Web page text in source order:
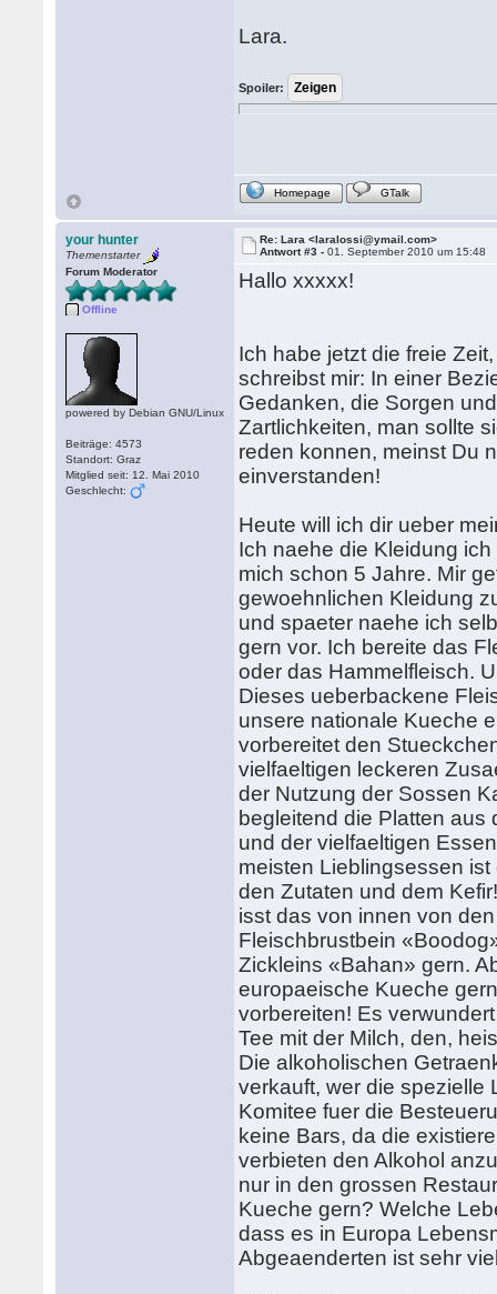
Lara.
Spoiler:
Homepage GTalk
your hunter
Themenstarter
Forum Moderator
Offline
powered by Debian GNU/Linux
Beiträge: 4573
Standort: Graz
Mitglied seit: 12. Mai 2010
Geschlecht:
Re: Lara <laralossi@ymail.com>
Antwort #3 -01. September 2010 um 15:48
Hallo xxxxx!
Ich habe jetzt die freie
schreibst mir: In einer
Gedanken, die Sorgen
Zartlichkeiten, man sollte
reden konnen, meinst Du
einverstanden!
Heute will ich dir ueber
Ich naehe die Kleidung
mich schon 5 Jahre. Mir
gewoehnlichen Kleidung
und spaeter naehe ich
gern vor. Ich bereite das
oder das Hammelfleisch.
Dieses ueberbackene
unsere nationale Kueche
vorbereitet den
vielfaeltigen leckeren
der Nutzung der Sossen
begleitend die Platten
und der vielfaeltigen
meisten Lieblingsessen
den Zutaten und dem
isst das von innen von
Fleischbrustbein
Zickleins «Bahan» gern.
europaeische Kueche
vorbereiten! Es
Tee mit der Milch, den,
Die alkoholischen
verkauft, wer die spezielle
Komitee fuer die
keine Bars, da die
verbieten den Alkohol
nur in den grossen
Kueche gern? Welche
dass es in Europa
Abgeaenderten ist sehr